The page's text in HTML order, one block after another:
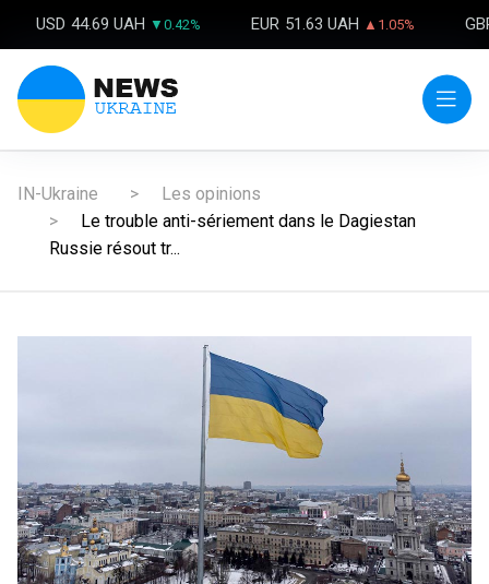
USD 44.69 UAH ▼0.42% EUR 51.63 UAH ▲1.05%
IN-Ukraine
Les opinions
Le trouble anti-sériement dans le Dagiestan
Russie résout tr...